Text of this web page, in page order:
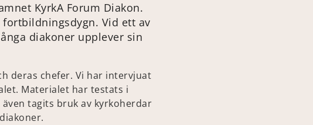
KyrkA Forum Diakon.
Vid ett av
diakoner upplever sin
deras chefer. Vi har intervjuat
Materialet har testats i
tagits bruk av kyrkoherdar